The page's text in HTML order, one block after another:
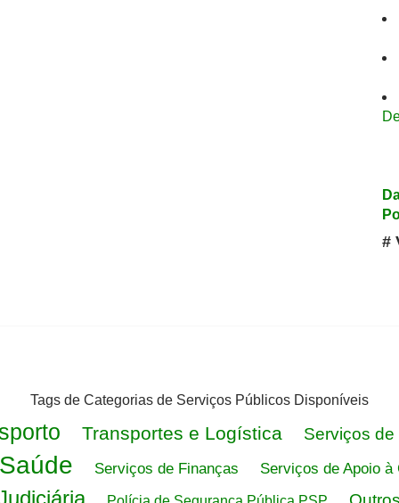
#
Tags de Categorias de Serviços Públicos Disponíveis
Transportes e Logística Serviços
Serviços de Finanças Serviços de Apoio à